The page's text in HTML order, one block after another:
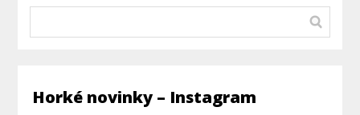
Horké novinky – Instagram